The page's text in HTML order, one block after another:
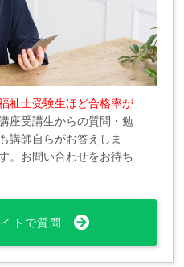
祉士受験生ほど合格率が
座受講生からの質問・勉
講師自らがお答えしま
。お問い合わせをお待ち
トで質問